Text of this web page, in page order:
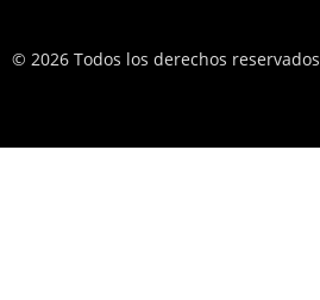
© 2026 Todos los derechos reservados